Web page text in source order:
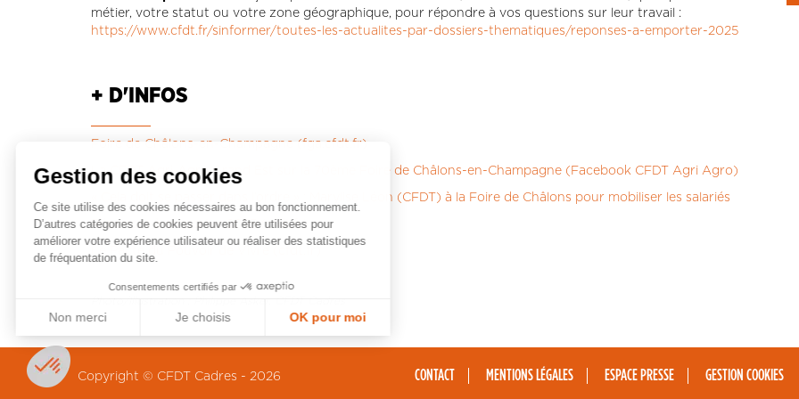
métier, votre statut ou votre zone géographique, pour répondre à vos questions sur leur travail :
https://www.cfdt.fr/sinformer/toutes-les-actualites-par-dossiers-thematiques/reponses-a-emporter-2025
+ D'INFOS
Foire de Châlons-en-Champagne (fga.cfdt.fr)
La CFDT Agri-Agro Grand Est sur la 70ème Foire de Châlons-en-Champagne (Facebook CFDT Agri Agro)
« Cela doit se passer dans l’ordre » : Marylise Léon (CFDT) à la Foire de Châlons pour mobiliser les salariés
Réponses à emporter 2025 (cfdt.fr)
Le Pacte du Pouvoir de Vivre (cfdt.fr)
Copyright © CFDT Cadres - 2026 CONTACT MENTIONS LÉGALES ESPACE PRESSE GESTION COOKIES
Gestion des cookies
Ce site utilise des cookies nécessaires au bon fonctionnement.
D’autres catégories de cookies peuvent être utilisées pour
améliorer votre expérience utilisateur ou réaliser des statistiques
de fréquentation du site.
Consentements certifiés par
Non merci Je choisis OK pour moi
Axeptio consent
Plateforme de Gestion du Consentement : Personnalisez vos Options
Notre plateforme vous permet d'adapter et de gérer vos paramètres de confidentialité, en garantissant la conformité avec les